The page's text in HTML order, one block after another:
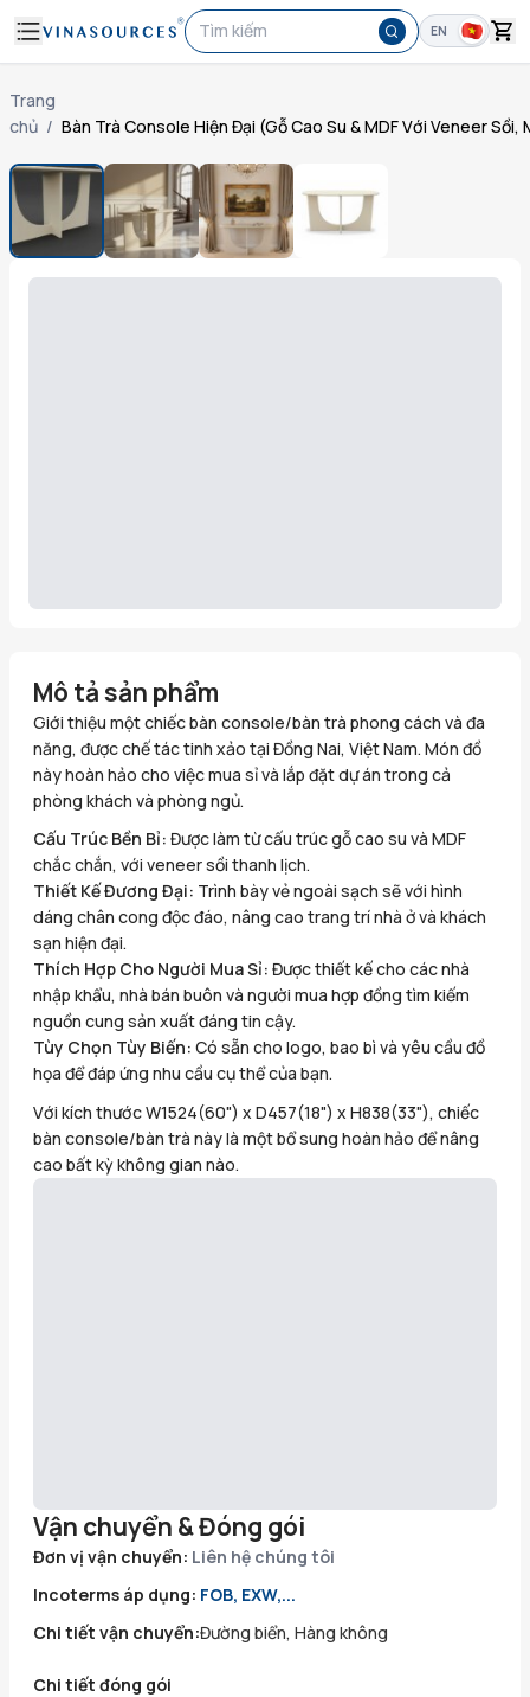
Tìm kiếm EN
Trang
chủ / Bàn Trà Console Hiện Đại (Gỗ Cao Su & MDF Với Veneer Sồi,
Mô tả sản phẩm
Giới thiệu một chiếc bàn console/bàn trà phong cách và đa
năng, được chế tác tinh xảo tại Đồng Nai, Việt Nam. Món đồ
này hoàn hảo cho việc mua sỉ và lắp đặt dự án trong cả
phòng khách và phòng ngủ.
Cấu Trúc Bền Bỉ: Được làm từ cấu trúc gỗ cao su và MDF
chắc chắn, với veneer sồi thanh lịch.
Thiết Kế Đương Đại: Trình bày vẻ ngoài sạch sẽ với hình
dáng chân cong độc đáo, nâng cao trang trí nhà ở và khách
sạn hiện đại.
Thích Hợp Cho Người Mua Sỉ: Được thiết kế cho các nhà
nhập khẩu, nhà bán buôn và người mua hợp đồng tìm kiếm
nguồn cung sản xuất đáng tin cậy.
Tùy Chọn Tùy Biến: Có sẵn cho logo, bao bì và yêu cầu đồ
họa để đáp ứng nhu cầu cụ thể của bạn.
Với kích thước W1524(60") x D457(18") x H838(33"), chiếc
bàn console/bàn trà này là một bổ sung hoàn hảo để nâng
cao bất kỳ không gian nào.
Vận chuyển & Đóng gói
Đơn vị vận chuyển: Liên hệ chúng tôi
Incoterms áp dụng: FOB, EXW,...
Chi tiết vận chuyển:Đường biển, Hàng không
Chi tiết đóng gói